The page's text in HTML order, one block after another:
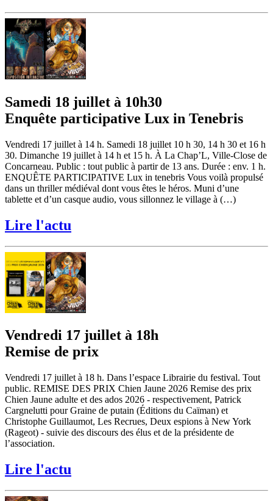
Samedi 18 juillet à 10h30
Enquête participative Lux in Tenebris
Vendredi 17 juillet à 14 h. Samedi 18 juillet 10 h 30, 14 h 30 et 16 h
30. Dimanche 19 juillet à 14 h et 15 h. À La Chap’L, Ville-Close de
Concarneau. Public : tout public à partir de 13 ans. Durée : env. 1 h.
ENQUÊTE PARTICIPATIVE Lux in tenebris Vous voilà propulsé
dans un thriller médiéval dont vous êtes le héros. Muni d’une
tablette et d’un casque audio, vous sillonnez le village à (…)
Lire l'actu
Vendredi 17 juillet à 18h
Remise de prix
Vendredi 17 juillet à 18 h. Dans l’espace Librairie du festival. Tout
public. REMISE DES PRIX Chien Jaune 2026 Remise des prix
Chien Jaune adulte et des ados 2026 - respectivement, Patrick
Cargnelutti pour Graine de putain (Éditions du Caïman) et
Christophe Guillaumot, Les Recrues, Deux espions à New York
(Rageot) - suivie des discours des élus et de la présidente de
l’association.
Lire l'actu